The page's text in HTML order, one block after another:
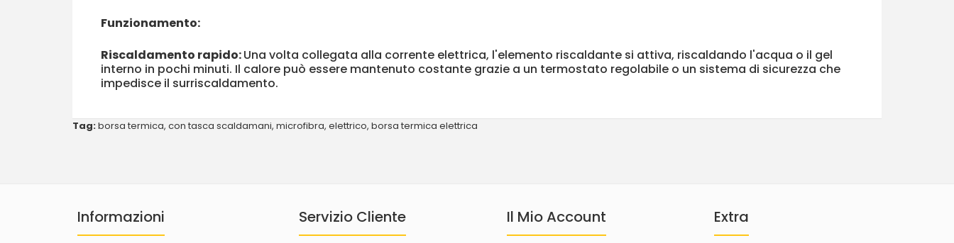
Funzionamento:
Riscaldamento rapido:Una volta collegata alla corrente elettrica, l'elemento riscaldante si attiva, riscaldando l'acqua o il gel
interno in pochi minuti. Il calore può essere mantenuto costante grazie a un termostato regolabile o un sistema di sicurezza che
impedisce il surriscaldamento.
Tag:borsa termica, con tasca scaldamani, microfibra, elettrico, borsa termica elettrica
Informazioni Servizio Cliente Il Mio Account Extra